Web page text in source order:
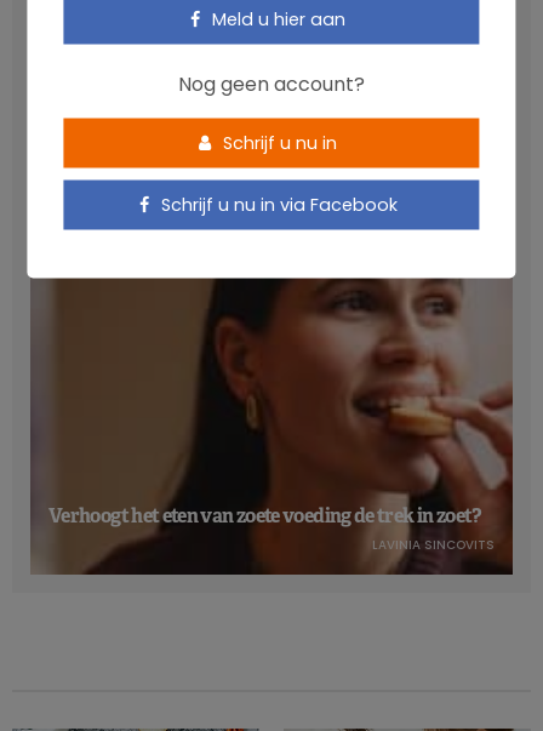
Anthocyanen: gunstig voor de cardiometabole
NICOLAS GUGGENBÜHL
Verhoogt het eten van zoete voeding de trek in zoet?
LAVINIA SINCOVITS
Meld u hier aan
Nog geen account?
Schrijf u nu in
Schrijf u nu in via Facebook